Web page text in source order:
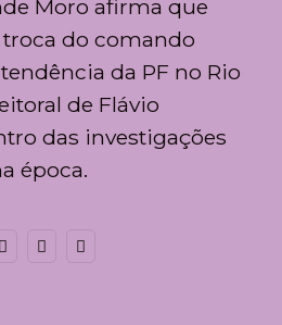
Moro afirma que
do comando
da PF no Rio
de Flávio
das investigações
época.